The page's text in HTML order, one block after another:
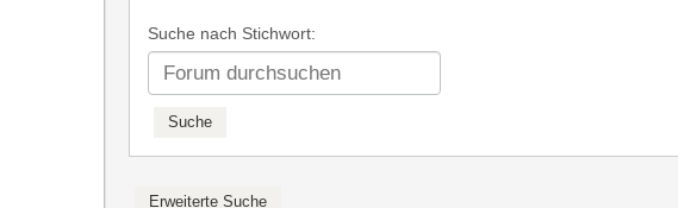
Suche nach Stichwort: